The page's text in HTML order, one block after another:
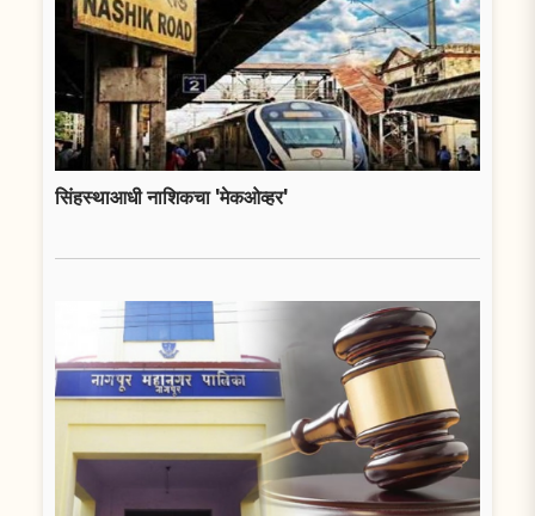
सिंहस्थाआधी नाशिकचा 'मेकओव्हर'